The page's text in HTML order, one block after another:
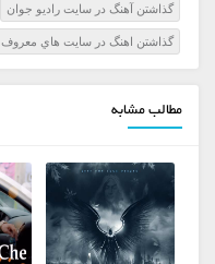
گذاشتن آهنگ در سايت راديو جوان
گذاشتن اهنگ در سايت هاي معروف
مطالب مشابه